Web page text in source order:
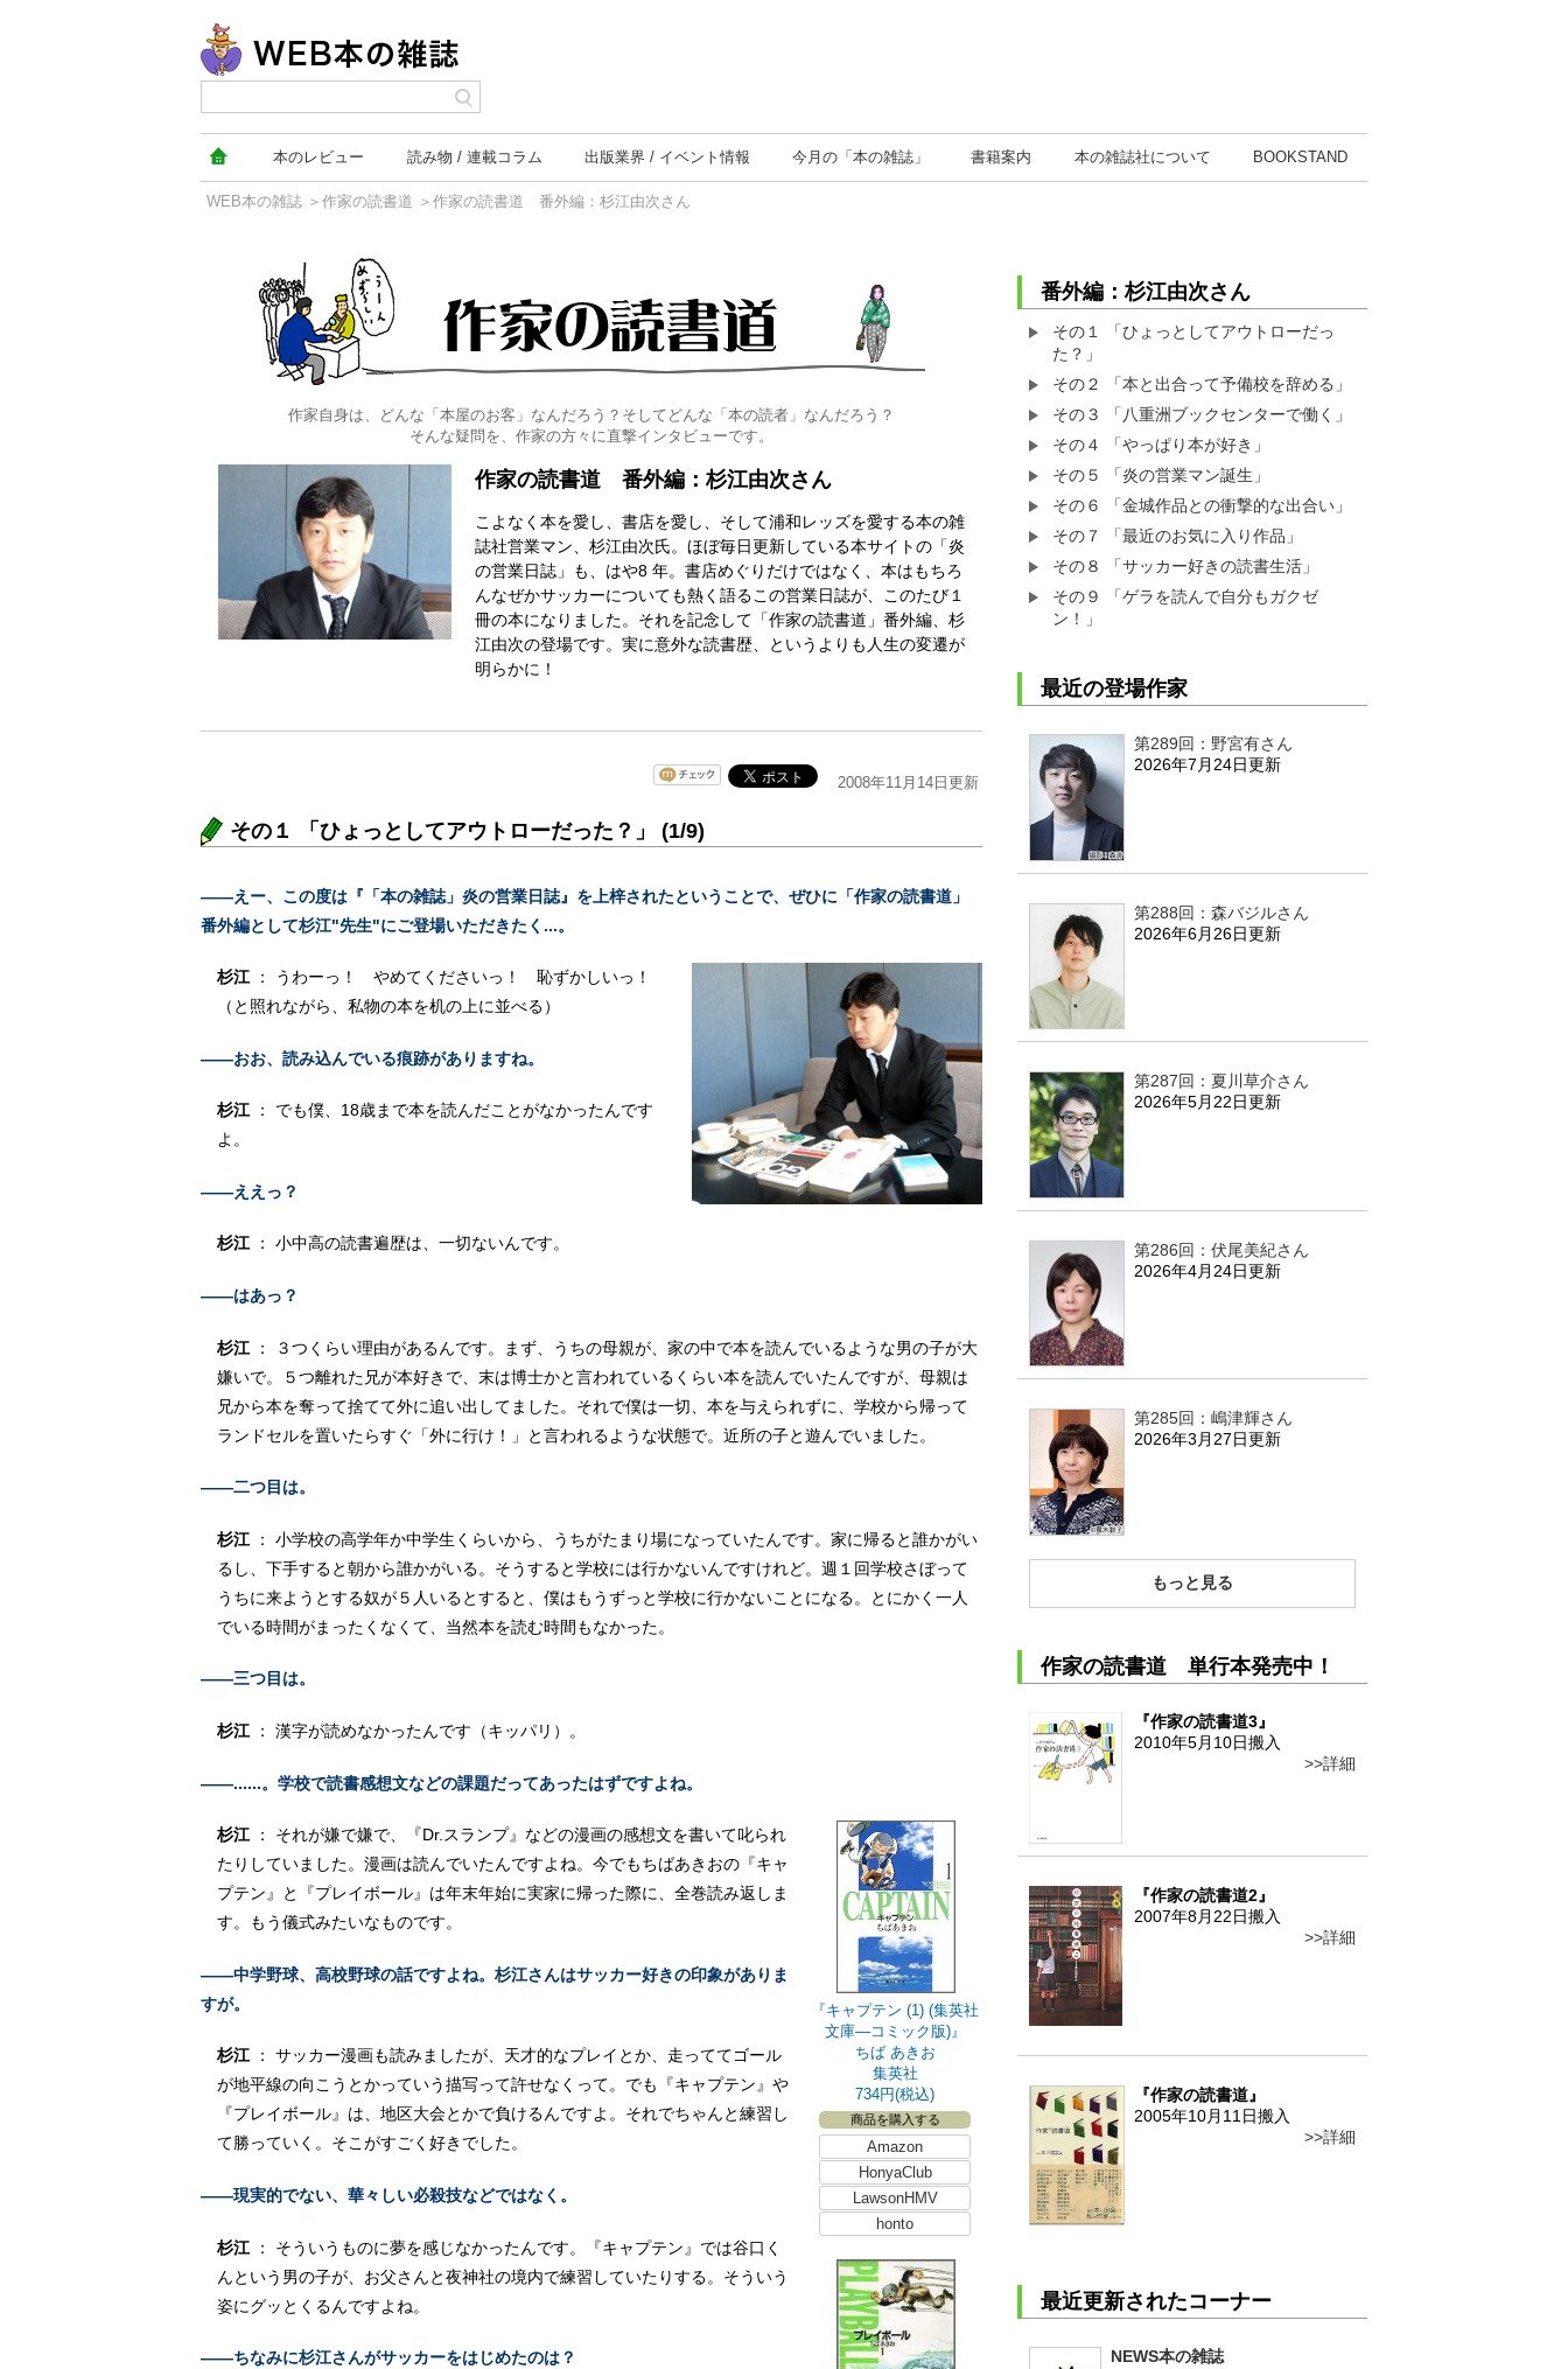
本のレビュー 読み物 連載コラム 出版業界 イベント情報 今月の 「本の雑誌」 書籍案内 本の雑誌社について BOOKSTAND
WEB本の雑誌 ＞ 作家の読書道 ＞作家の読書道 番外編：杉江由次さん
作家の読書道作家自身は、どんな「本屋のお客」なんだろう？そしてどんな「本の読者」なんだろう？
そんな疑問を、作家の方々に直撃インタビューです。
作家の読書道 番外編：杉江由次さん
こよなく本を愛し、書店を愛し、そして浦和レッズを愛する本の雑
誌社営業マン、杉江由次氏。ほぼ毎日更新している本サイトの「炎
の営業日誌」も、はや8 年。書店めぐりだけではなく、本はもちろ
んなぜかサッカーについても熱く語るこの営業日誌が、このたび１
冊の本になりました。それを記念して「作家の読書道」番外編、杉
江由次の登場です。実に意外な読書歴、というよりも人生の変遷が
明らかに！
2008年11月14日更新
その１ 「ひょっとしてアウトローだった？」 (1/9)
――えー、この度は『「本の雑誌」炎の営業日誌』を上梓されたということで、ぜひに「作家の読書道」
番外編として杉江"先生"にご登場いただきたく...。
杉江 ： うわーっ！ やめてくださいっ！ 恥ずかしいっ！
（と照れながら、私物の本を机の上に並べる）
――おお、読み込んでいる痕跡がありますね。
杉江： でも僕、18歳まで本を読んだことがなかったんです
よ。
――ええっ？
杉江： 小中高の読書遍歴は、一切ないんです。
――はあっ？
杉江 ： ３つくらい理由があるんです。まず、うちの母親が、家の中で本を読んでいるような男の子が大
嫌いで。５つ離れた兄が本好きで、末は博士かと言われているくらい本を読んでいたんですが、母親は
兄から本を奪って捨てて外に追い出してました。それで僕は一切、本を与えられずに、学校から帰って
ランドセルを置いたらすぐ「外に行け！」と言われるような状態で。近所の子と遊んでいました。
――二つ目は。
杉江 ： 小学校の高学年か中学生くらいから、うちがたまり場になっていたんです。家に帰ると誰かがい
るし、下手すると朝から誰かがいる。そうすると学校には行かないんですけれど。週１回学校さぼって
うちに来ようとする奴が５人いるとすると、僕はもうずっと学校に行かないことになる。とにかく一人
でいる時間がまったくなくて、当然本を読む時間もなかった。
――三つ目は。
杉江 ： 漢字が読めなかったんです（キッパリ）。
――......。学校で読書感想文などの課題だってあったはずですよね。
『キャプテン (1) (集英社
文庫―コミック版)』
ちば あきお
集英社
734円(税込)
商品を購入する
Amazon
HonyaClub
LawsonHMV
honto
杉江： それが嫌で嫌で、『Dr.スランプ』などの漫画の感想文を書いて叱られ
たりしていました。漫画は読んでいたんですよね。今でもちばあきおの 『キャ
プテン』
と 『プレイボール』 は年末年始に実家に帰った際に、全巻読み返しま
す。もう儀式みたいなものです。
――中学野球、高校野球の話ですよね。杉江さんはサッカー好きの印象がありま
すが。
杉江： サッカー漫画も読みましたが、天才的なプレイとか、走っててゴール
が地平線の向こうとかっていう描写って許せなくって。でも『キャプテン』や
『プレイボール』は、地区大会とかで負けるんですよ。それでちゃんと練習し
て勝っていく。そこがすごく好きでした。
――現実的でない、華々しい必殺技などではなく。
杉江 ： そういうものに夢を感じなかったんです。『キャプテン』では谷口く
んという男の子が、お父さんと夜神社の境内で練習していたりする。そういう
姿にグッとくるんですよね。
――ちなみに杉江さんがサッカーをはじめたのは？
番外編：杉江由次さん
その１ 「ひょっとしてアウトローだっ
た？」
その２ 「本と出合って予備校を辞める」
その３ 「八重洲ブックセンターで働く」
その４ 「やっぱり本が好き」
その５ 「炎の営業マン誕生」
その６ 「金城作品との衝撃的な出合い」
その７ 「最近のお気に入り作品」
その８ 「サッカー好きの読書生活」
その９ 「ゲラを読んで自分もガクゼ
ン！」
最近の登場作家
第289回：野宮有さん
2026年7月24日更新
第288回：森バジルさん
2026年6月26日更新
第287回：夏川草介さん
2026年5月22日更新
第286回：伏尾美紀さん
2026年4月24日更新
第285回：嶋津輝さん
2026年3月27日更新
もっと見る
作家の読書道 単行本発売中！
『作家の読書道3』
2010年5月10日搬入
詳細
『作家の読書道2』
2007年8月22日搬入
詳細
『作家の読書道』
2005年10月11日搬入
詳細
最近更新されたコーナー
NEWS本の雑誌